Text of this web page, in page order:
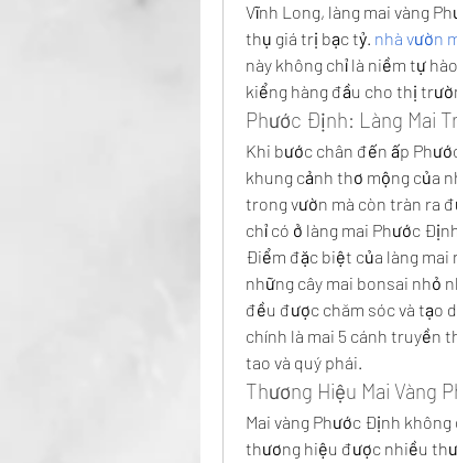
Vĩnh Long, làng mai vàng
thụ giá trị bạc tỷ. nhà vườn
này không chỉ là niềm tự
kiểng hàng đầu cho thị
Phước Định: Làng Mai
Khi bước chân đến ấp
khung cảnh thơ mộng của
trong vườn mà còn tràn ra
chỉ có ở làng mai Phước
Điểm đặc biệt của làng mai
những cây mai bonsai nhỏ
đều được chăm sóc và tạo
chính là mai 5 cánh truyền
tao và quý phái.
Thương Hiệu Mai Vàng
Mai vàng Phước Định
thương hiệu được nhiều